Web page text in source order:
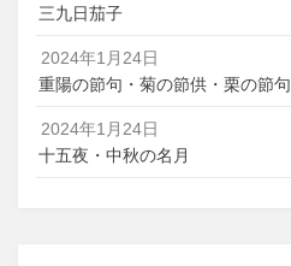
三九日茄子
2024年1月24日
重陽の節句・菊の節供・栗の節句
2024年1月24日
十五夜・中秋の名月